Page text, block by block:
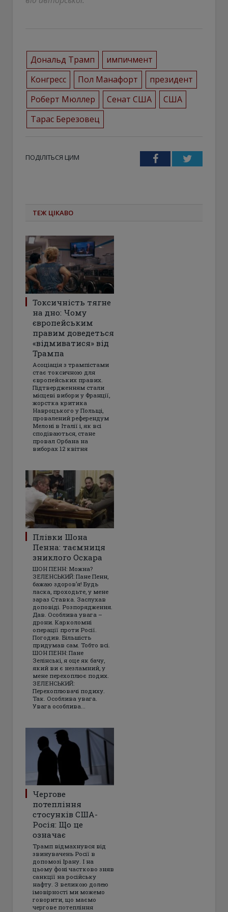
Дональд Трамп
импичмент
Конгресс
Пол Манафорт
президент
Роберт Мюллер
Сенат США
США
Тарас Березовец
ПОДІЛІТЬСЯ ЦИМ FacebookTwitter
ТЕЖ ЦІКАВО
Токсичність тягне
на дно: Чому
європейським
правим доведеться
«відмиватися» від
Трампа
Асоціація з трампістами
стає токсичною для
європейських правих.
Підтвердженням стали
місцеві вибори у Франції,
жорстка критика
Навроцького у Польщі,
провалений референдум
Мелоні в Італії і, як всі
сподіваються, стане
провал Орбана на
виборах 12 квітня
Плівки Шона
Пенна: таємниця
зниклого Оскара
ШОН ПЕНН: Можна?
ЗЕЛЕНСЬКИЙ: Пане Пенн,
бажаю здоров’я! Будь
ласка, проходьте, у мене
зараз Ставка. Заслухав
доповіді. Розпорядження.
Дав. Особлива увага –
дрони. Карколомні
операції проти Росії.
Погодив. Більшість
придумав сам. Тобто всі.
ШОН ПЕНН: Пане
Зелінські, я оце як бачу,
який ви є незламний, у
мене перехоплює подих.
ЗЕЛЕНСЬКИЙ:
Перехоплювачі подиху.
Так. Особлива увага.
Увага особлива...
Чергове
потепління
стосунків США-
Росія: Що це
означає
Трамп відмахнувся від
звинувачень Росії в
допомозі Ірану. І на
цьому фоні частково зняв
санкції на російську
нафту. З великою долею
імовірності ми можемо
говорити, що маємо
чергове потепління